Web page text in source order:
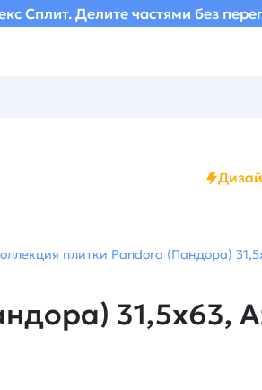
Сплит. Делите частями без
плитки Pandora (Пандора)
31,5х63,